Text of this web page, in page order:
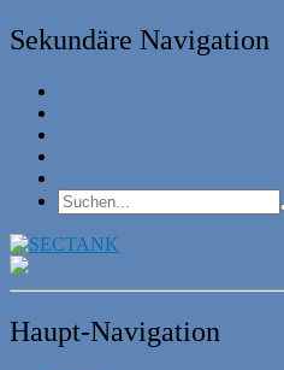
Sekundäre Navigation
Haupt-Navigation